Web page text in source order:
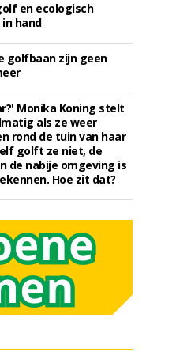
en ecologisch
hand
golfbaan zijn geen
Monika Koning stelt
als ze weer
rond de tuin van haar
golft ze niet, de
de nabije omgeving is
Hoe zit dat?